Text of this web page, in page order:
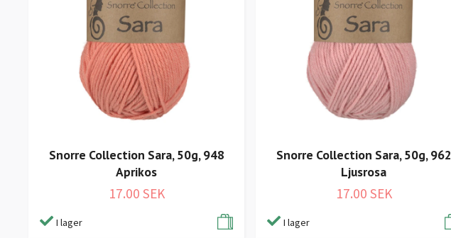
Snorre Collection Sara, 50g, 948
Aprikos
17.00 SEK
I lager
Snorre Collection Sara, 50g, 962
Ljusrosa
17.00 SEK
I lager